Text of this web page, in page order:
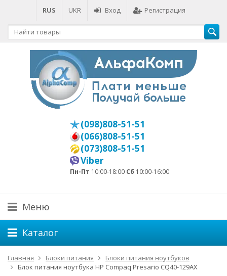
RUS UKR Вход Регистрация
(098)808-51-51
(066)808-51-51
(073)808-51-51
Viber
Пн-Пт 10:00-18:00 Сб 10:00-16:00
Меню
Каталог
Главная Блоки питания
Блоки питания ноутбуков
Блок питания ноутбука HP Compaq Presario CQ40-129AX